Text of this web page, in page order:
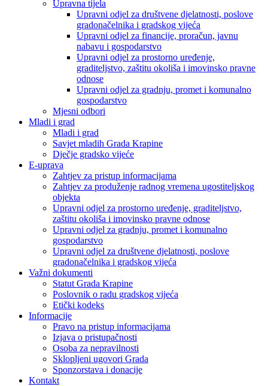
Upravna tijela
Upravni odjel za društvene djelatnosti, poslove
gradonačelnika i gradskog vijeća
Upravni odjel za financije, proračun, javnu
nabavu i gospodarstvo
Upravni odjel za prostorno uređenje,
graditeljstvo, zaštitu okoliša i imovinsko pravne
odnose
Upravni odjel za gradnju, promet i komunalno
gospodarstvo
Mjesni odbori
Mladi i grad
Mladi i grad
Savjet mladih Grada Krapine
Dječje gradsko vijeće
E-uprava
Zahtjev za pristup informacijama
Zahtjev za produženje radnog vremena ugostiteljskog
objekta
Upravni odjel za prostorno uređenje, graditeljstvo,
zaštitu okoliša i imovinsko pravne odnose
Upravni odjel za gradnju, promet i komunalno
gospodarstvo
Upravni odjel za društvene djelatnosti, poslove
gradonačelnika i gradskog vijeća
Važni dokumenti
Statut Grada Krapine
Poslovnik o radu gradskog vijeća
Etički kodeks
Informacije
Pravo na pristup informacijama
Izjava o pristupačnosti
Osoba za nepravilnosti
Sklopljeni ugovori Grada
Sponzorstava i donacije
Kontakt